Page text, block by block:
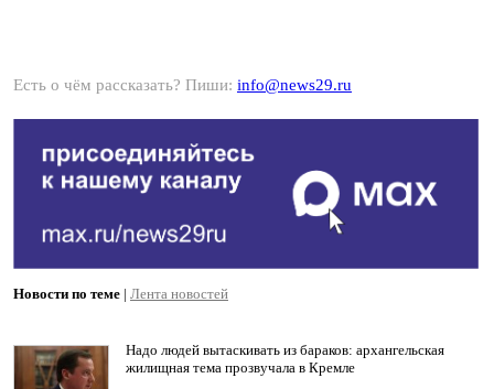
Есть о чём рассказать? Пиши: info@news29.ru
Новости по теме | Лента новостей
Надо людей вытаскивать из бараков: архангельская
жилищная тема прозвучала в Кремле